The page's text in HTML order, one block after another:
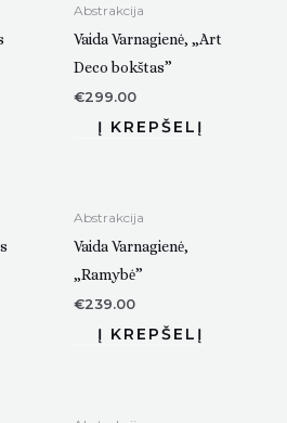
Abstrakcija
Vaida Varnagienė, „Art
Deco bokštas”
€299.00
Abstrakcija
Vaida Varnagienė,
„Ramybė”
€239.00